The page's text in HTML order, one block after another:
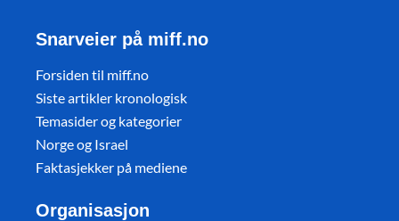
Snarveier på miff.no
Forsiden til miff.no
Siste artikler kronologisk
Temasider og kategorier
Norge og Israel
Faktasjekker på mediene
Organisasjon